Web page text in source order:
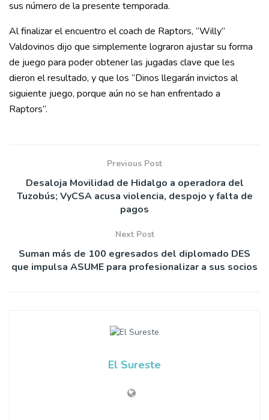
sus número de la presente temporada.
Al finalizar el encuentro el coach de Raptors, “Willy”
Valdovinos dijo que simplemente lograron ajustar su forma
de juego para poder obtener las jugadas clave que les
dieron el resultado, y que los “Dinos llegarán invictos al
siguiente juego, porque aún no se han enfrentado a
Raptors”.
Previous Post
Desaloja Movilidad de Hidalgo a operadora del
Tuzobús; VyCSA acusa violencia, despojo y falta de
pagos
Next Post
Suman más de 100 egresados del diplomado DES
que impulsa ASUME para profesionalizar a sus socios
El Sureste